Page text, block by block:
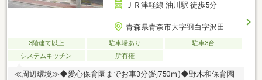
ＪＲ津軽線 油川駅 徒歩5分
青森県青森市大字羽白字沢田
3階建て以上 駐車場あり
駐車3台
システムキッチン
所有権
≪周辺環境≫◆愛心保育園までお車3分(約750ｍ)◆野木和保育園